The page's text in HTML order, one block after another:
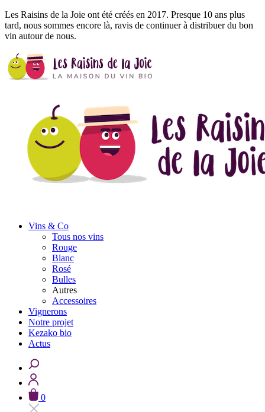
Les Raisins de la Joie ont été créés en 2017. Presque 10 ans plus
tard, nous sommes encore là, ravis de continuer à distribuer du bon
vin autour de nous.
Vins & Co
Tous nos vins
Rouge
Blanc
Rosé
Bulles
Autres
Accessoires
Vignerons
Notre projet
Kezako bio
Actus
0